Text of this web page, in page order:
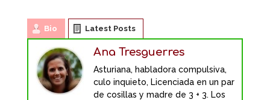
Bio Latest Posts
Ana Tresguerres
Asturiana, habladora compulsiva,
culo inquieto, Licenciada en un par
de cosillas y madre de 3 + 3. Los